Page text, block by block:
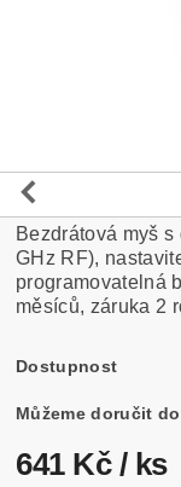
Bezdrátová myš
GHz RF),
programovatelná
měsíců, záruka 2
Dostupnost
Můžeme doručit do
641 Kč / ks